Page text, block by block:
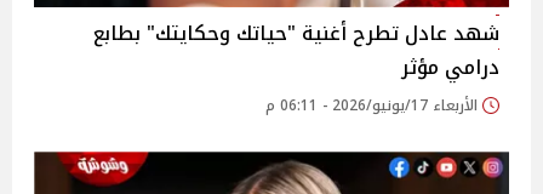
شهد عادل تطرح أغنية "حياتك وحكايتك" بطابع
درامي مؤثر
الأربعاء 17/يونيو/2026 - 06:11 م